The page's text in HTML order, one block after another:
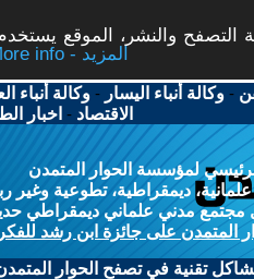
والنشر، الموقع
More info - المزيد
-وكالة أنباء اليسار -وكالة أنباء
الاقتصاد - اخبار
لمؤسسة الحوار المتمدن
ديمقراطية، تطوعية وغير
مدني علماني ديمقراطي
المتمدن على جائزة ابن رشد
تقنية في تصفح الحوار